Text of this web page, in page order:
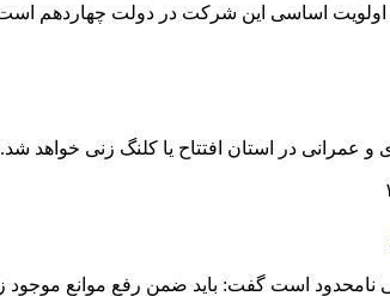
اساسی این شرکت در دولت چهاردهم است
نامحدود است گفت: باید ضمن رفع موانع